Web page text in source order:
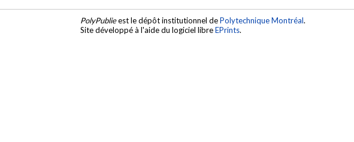
PolyPublieest le dépôt institutionnel dePolytechnique Montréal.
Site développé à l'aide du logiciel libreEPrints.